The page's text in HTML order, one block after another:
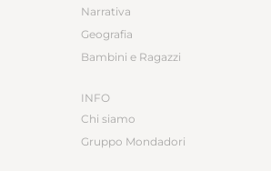
Narrativa
Geografia
Bambini e Ragazzi
INFO
Chi siamo
Gruppo Mondadori